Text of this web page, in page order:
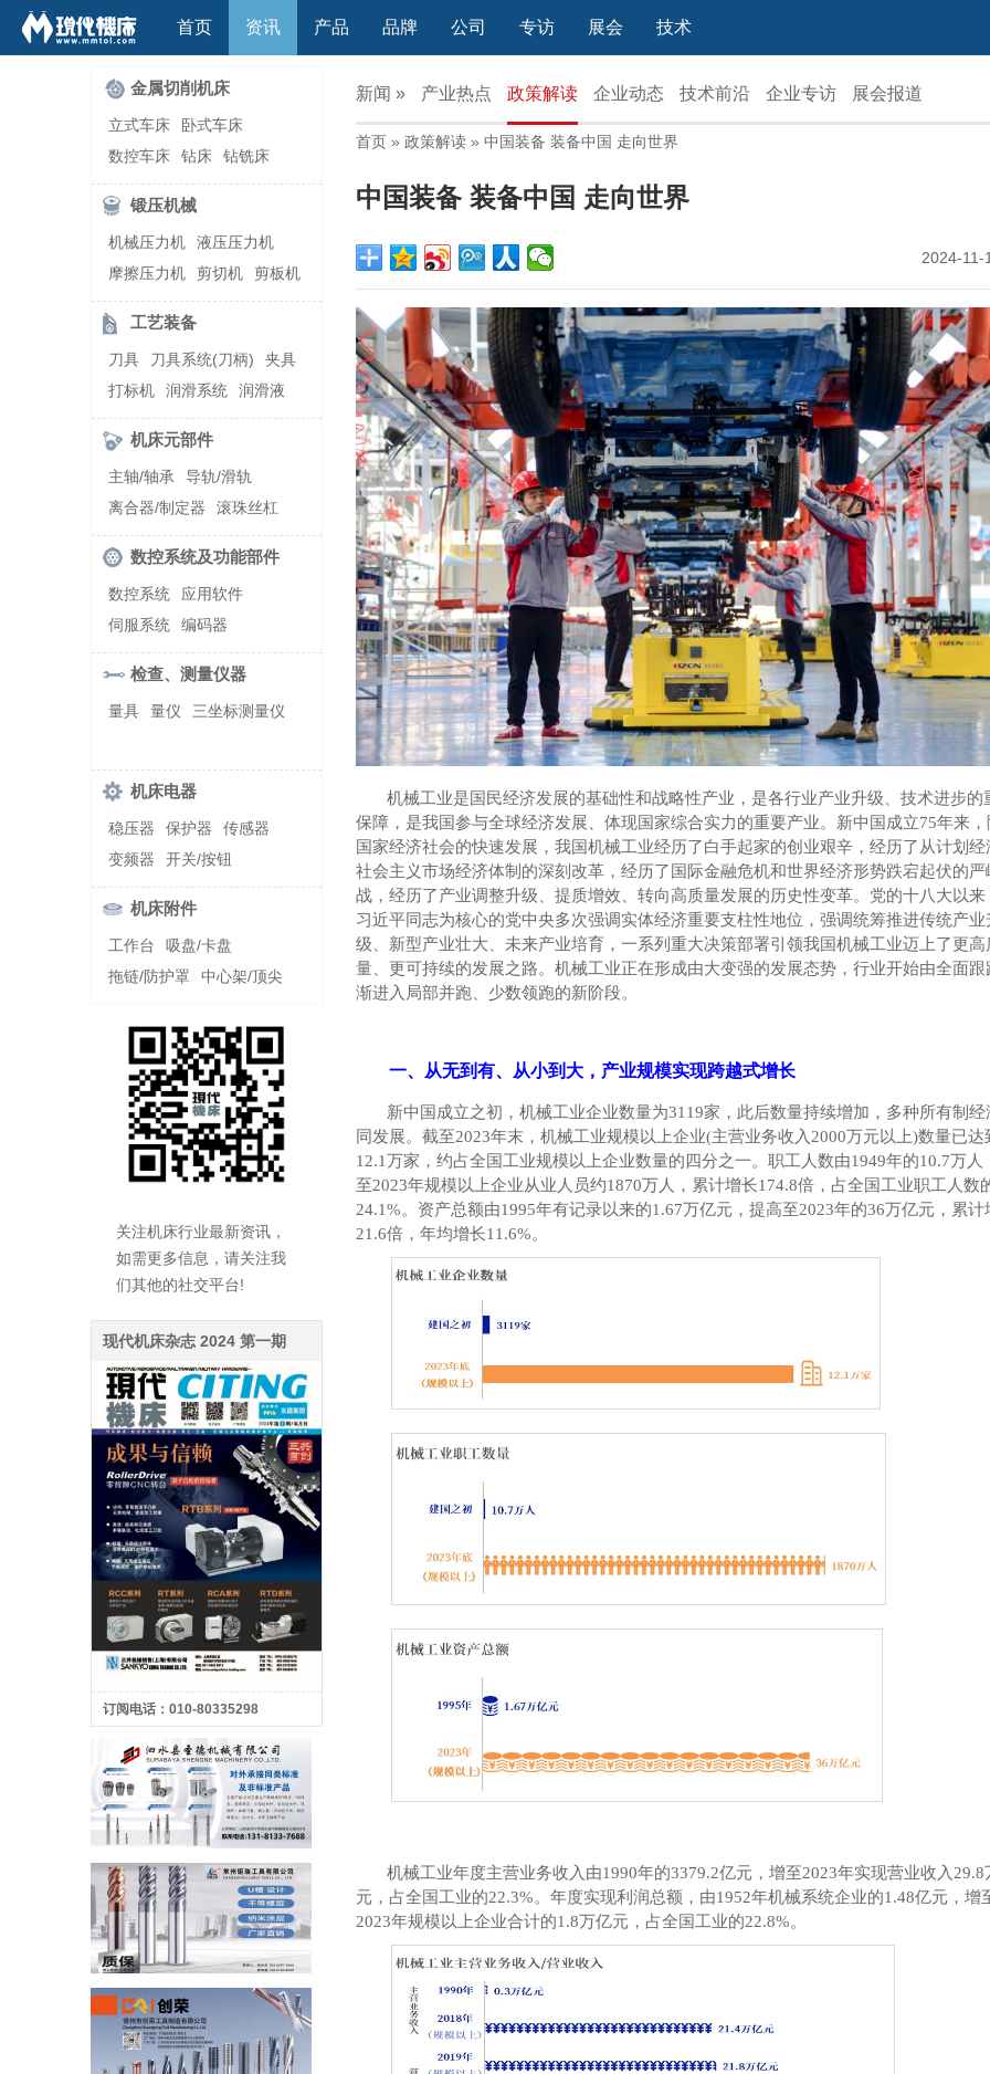
首页 资讯 产品 品牌 公司 专访 展会 技术
金属切削机床
立式车床
卧式车床
数控车床
钻床
钻铣床
立式镗(铣)床
卧式镗(铣)床
龙门铣镗床
立式铣床
卧式铣床
雕刻机
平面磨床
外圆磨床
内圆磨床
龙门磨床
滚齿机\铣齿机
刨床
带锯床
车削加工中心
立式加工中心
卧式加工中心
龙门加工中心
激光快速成型
组合机床
螺纹加工机床
锻压机械
机械压力机
液压压力机
摩擦压力机
剪切机
剪板机
自动锻压机
折弯机
弯管机
快速成型机
工艺装备
刀具 刀具系统(刀柄)
夹具
打标机
润滑系统
润滑液
切削液
刃磨机
机床元部件
主轴/轴承
导轨/滑轨
离合器/制定器
滚珠丝杠
齿轮/减速器
数控系统及功能部件
数控系统
应用软件
伺服系统
编码器
检查、测量仪器
量具 量仪 三坐标测量仪
机床电器
稳压器 保护器
传感器
变频器
开关/按钮
机床附件
工作台
吸盘/卡盘
拖链/防护罩
中心架/顶尖
关注机床行业最新资讯，
如需更多信息，请关注我
们其他的社交平台!
现代机床杂志 2024 第一期
订阅电话：010-80335298
新闻 » 产业热点 政策解读 企业动态 技术前沿 企业专访 展会报道
首页 » 政策解读 » 中国装备 装备中国 走向世界
中国装备 装备中国 走向世界
2024-11-
机械工业是国民经济发展的基础性和战略性产业，是各行业产业升级、技术进步的
保障，是我国参与全球经济发展、体现国家综合实力的重要产业。新中国成立75年来，
国家经济社会的快速发展，我国机械工业经历了白手起家的创业艰辛，经历了从计划经
社会主义市场经济体制的深刻改革，经历了国际金融危机和世界经济形势跌宕起伏的严
战，经历了产业调整升级、提质增效、转向高质量发展的历史性变革。党的十八大以来
习近平同志为核心的党中央多次强调实体经济重要支柱性地位，强调统筹推进传统产业
级、新型产业壮大、未来产业培育，一系列重大决策部署引领我国机械工业迈上了更高
量、更可持续的发展之路。机械工业正在形成由大变强的发展态势，行业开始由全面跟
渐进入局部并跑、少数领跑的新阶段。
一、从无到有、从小到大，产业规模实现跨越式增长
新中国成立之初，机械工业企业数量为3119家，此后数量持续增加，多种所有制经
同发展。截至2023年末，机械工业规模以上企业(主营业务收入 2000万元以上)数量已达
12.1万家，约占全国工业规模以上企业数量的四分之一。职工人数由1949年的10.7万人
至2023年规模以上企业从业人员约1870万人，累计增长174.8倍，占全国工业职工人数
24.1%。资产总额由1995年有记录以来的1.67万亿元，提高至2023年的36万亿元，累计
21.6倍，年均增长11.6%。
机械工业年度主营业务收入由1990年的3379.2亿元，增至2023年实现营业收入 29.8
元，占全国工业的22.3%。年度实现利润总额，由1952年机械系统企业的1.48亿元，增
2023年规模以上企业合计的1.8万亿元，占全国工业的22.8%。